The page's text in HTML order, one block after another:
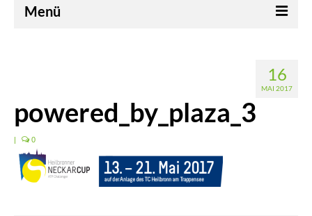
Menü
Neuigkeiten
Kontakt
Impressum
16
MAI 2017
powered_by_plaza_3
| 0